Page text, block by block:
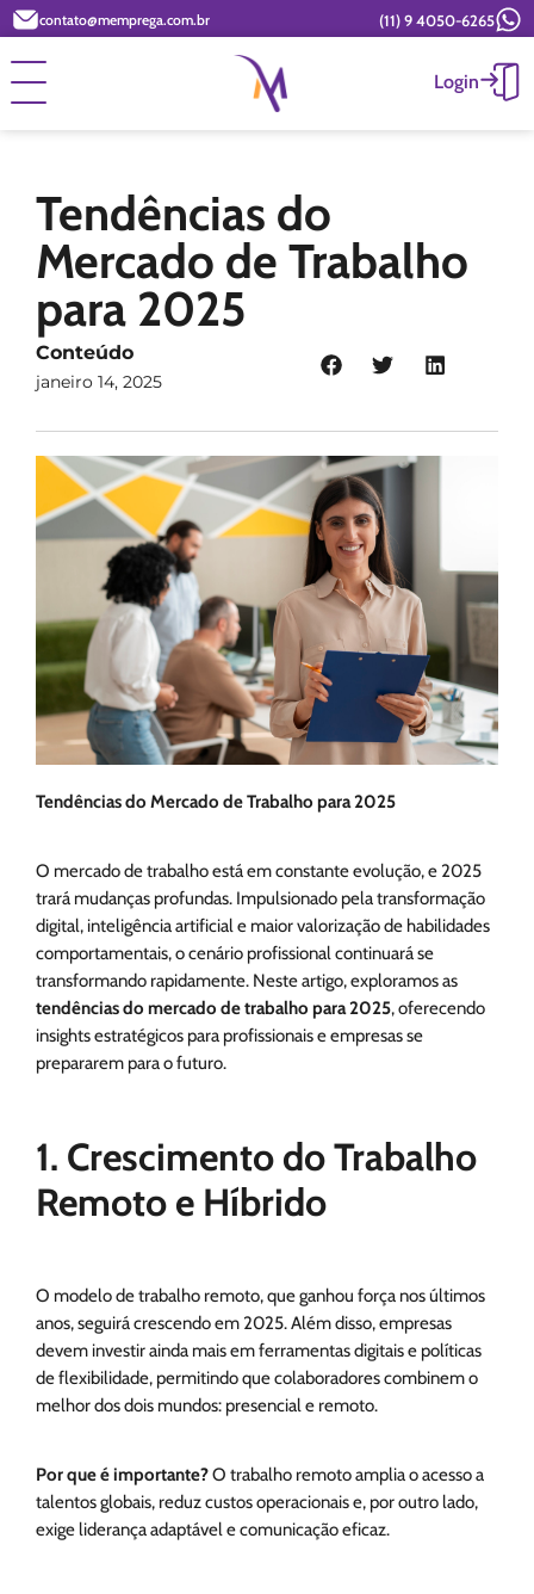
contato@memprega.com.br (11) 9 4050-6265
Login
Tendências do
Mercado de Trabalho
para 2025
Conteúdo
janeiro 14, 2025
Tendências do Mercado de Trabalho para 2025
O mercado de trabalho está em constante evolução, e 2025
trará mudanças profundas. Impulsionado pela transformação
digital, inteligência artificial e maior valorização de habilidades
comportamentais, o cenário profissional continuará se
transformando rapidamente. Neste artigo, exploramos as
tendências do mercado de trabalho para 2025, oferecendo
insights estratégicos para profissionais e empresas se
prepararem para o futuro.
1. Crescimento do Trabalho
Remoto e Híbrido
O modelo de trabalho remoto, que ganhou força nos últimos
anos, seguirá crescendo em 2025. Além disso, empresas
devem investir ainda mais em ferramentas digitais e políticas
de flexibilidade, permitindo que colaboradores combinem o
melhor dos dois mundos: presencial e remoto.
Por que é importante?O trabalho remoto amplia o acesso a
talentos globais, reduz custos operacionais e, por outro lado,
exige liderança adaptável e comunicação eficaz.